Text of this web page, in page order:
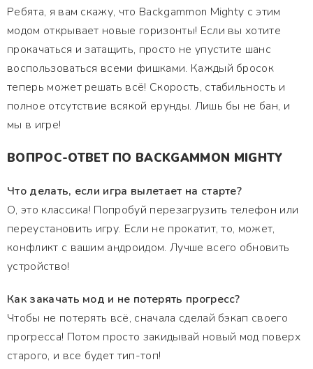
Ребята, я вам скажу, что Backgammon Mighty с этим
модом открывает новые горизонты! Если вы хотите
прокачаться и затащить, просто не упустите шанс
воспользоваться всеми фишками. Каждый бросок
теперь может решать всё! Скорость, стабильность и
полное отсутствие всякой ерунды. Лишь бы не бан, и
мы в игре!
ВОПРОС-ОТВЕТ ПО BACKGAMMON MIGHTY
Что делать, если игра вылетает на старте?
О, это классика! Попробуй перезагрузить телефон или
переустановить игру. Если не прокатит, то, может,
конфликт с вашим андроидом. Лучше всего обновить
устройство!
Как закачать мод и не потерять прогресс?
Чтобы не потерять всё, сначала сделай бэкап своего
прогресса! Потом просто закидывай новый мод поверх
старого, и все будет тип-топ!